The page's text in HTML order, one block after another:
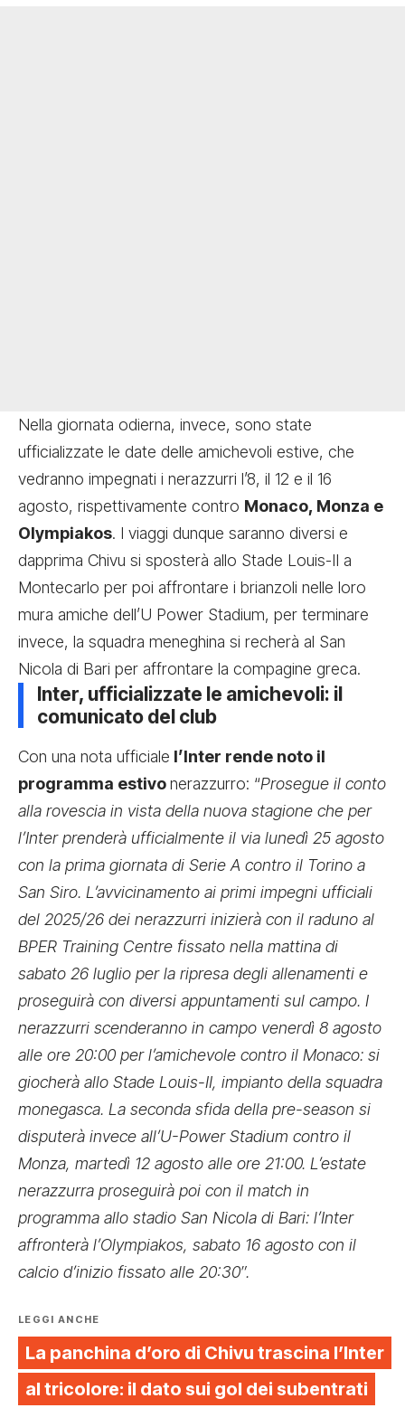
Nella giornata odierna, invece, sono state
ufficializzate le date delle amichevoli estive, che
vedranno impegnati i nerazzurri l’8, il 12 e il 16
agosto, rispettivamente contro Monaco, Monza e
Olympiakos. I viaggi dunque saranno diversi e
dapprima Chivu si sposterà allo Stade Louis-II a
Montecarlo per poi affrontare i brianzoli nelle loro
mura amiche dell’U Power Stadium, per terminare
invece, la squadra meneghina si recherà al San
Nicola di Bari per affrontare la compagine greca.
Inter, ufficializzate le amichevoli: il
comunicato del club
Con una nota ufficiale l’Inter rende noto il
programma estivonerazzurro: “Prosegue il conto
alla rovescia in vista della nuova stagione che per
l’Inter prenderà ufficialmente il via lunedì 25 agosto
con la prima giornata di Serie A contro il Torino a
San Siro. L’avvicinamento ai primi impegni ufficiali
del 2025/26 dei nerazzurri inizierà con il raduno al
BPER Training Centre fissato nella mattina di
sabato 26 luglio per la ripresa degli allenamenti e
proseguirà con diversi appuntamenti sul campo. I
nerazzurri scenderanno in campo venerdì 8 agosto
alle ore 20:00 per l’amichevole contro il Monaco: si
giocherà allo Stade Louis-II, impianto della squadra
monegasca. La seconda sfida della pre-season si
disputerà invece all’U-Power Stadium contro il
Monza, martedì 12 agosto alle ore 21:00. L’estate
nerazzurra proseguirà poi con il match in
programma allo stadio San Nicola di Bari: l’Inter
affronterà l’Olympiakos, sabato 16 agosto con il
calcio d’inizio fissato alle 20:30″.
LEGGI ANCHE
La panchina d’oro di Chivu trascina l’Inter
al tricolore: il dato sui gol dei subentrati